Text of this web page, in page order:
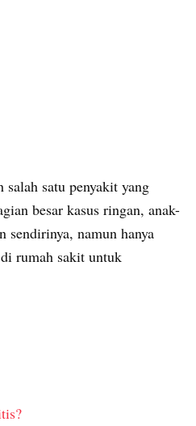
satu penyakit yang
besar kasus ringan, anak-
sendirinya, namun hanya
rumah sakit untuk